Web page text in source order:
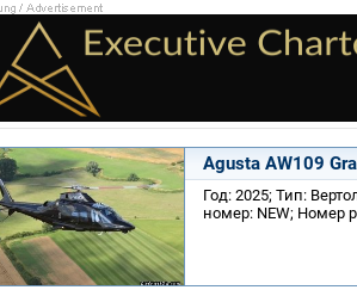
Agusta AW109
Год: 2025; Тип:
номер: NEW; Номер